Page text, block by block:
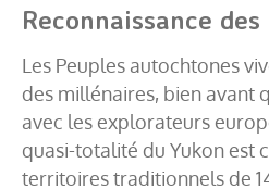
Reconnaissance
Les Peuples autochtones
des millénaires, bien avant
avec les explorateurs
quasi-totalité du Yukon est
territoires traditionnels de